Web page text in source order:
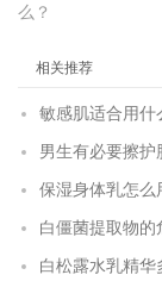
么？
相关推荐
敏感肌适合用什
男生有必要擦护
保湿身体乳怎么
白僵菌提取物的
白松露水乳精华